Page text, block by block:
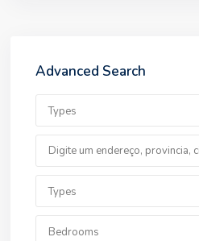
Advanced Search
Types
Types
Bedrooms